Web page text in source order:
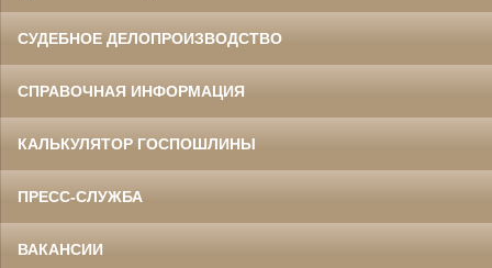
СУДЕБНОЕ ДЕЛОПРОИЗВОДСТВО
СПРАВОЧНАЯ ИНФОРМАЦИЯ
КАЛЬКУЛЯТОР ГОСПОШЛИНЫ
ПРЕСС-СЛУЖБА
ВАКАНСИИ